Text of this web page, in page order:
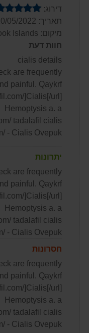
דירוג:
תאריך:
05/2022
מיקום:
Islands
חוות דעת
cialis details
are frequently
painful. Qaykrf
]Cialis[/url]
Hemoptysis a. a
tadalafil cialis
- Cialis Ovepuk
יתרונות
are frequently
painful. Qaykrf
]Cialis[/url]
Hemoptysis a. a
tadalafil cialis
- Cialis Ovepuk
חסרונות
are frequently
painful. Qaykrf
]Cialis[/url]
Hemoptysis a. a
tadalafil cialis
- Cialis Ovepuk